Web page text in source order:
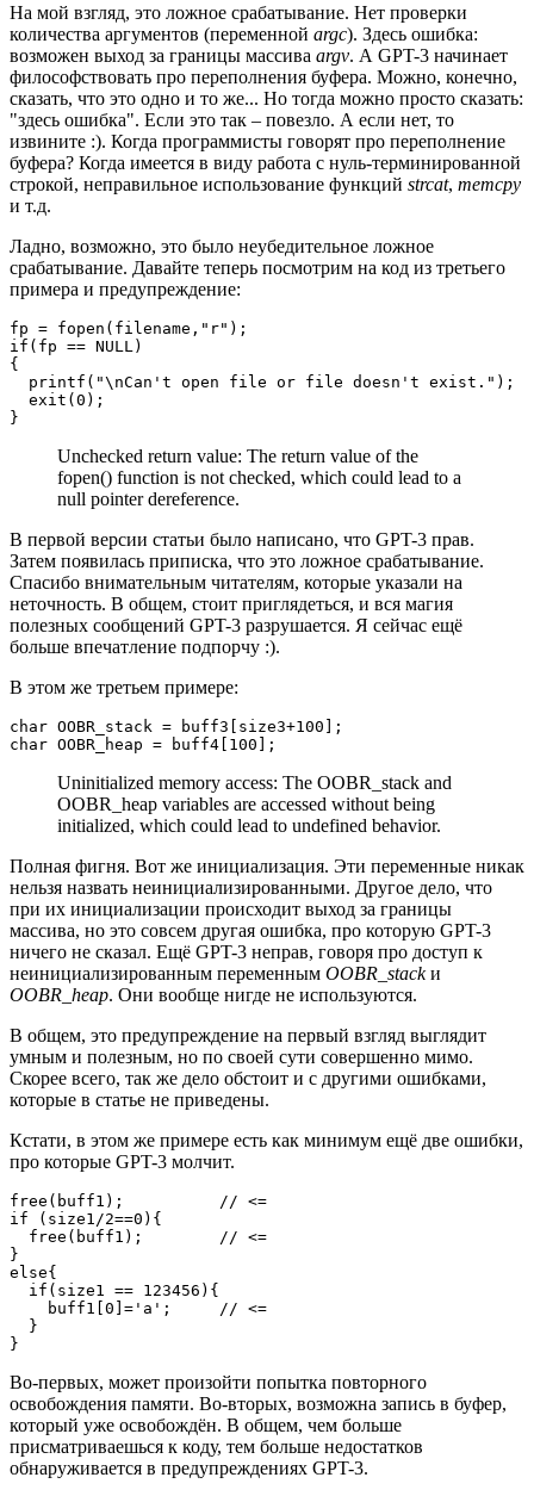
На мой взгляд, это ложное срабатывание. Нет проверки
количества аргументов (переменной argc). Здесь ошибка:
возможен выход за границы массива argv. А GPT-3 начинает
философствовать про переполнения буфера. Можно, конечно,
сказать, что это одно и то же... Но тогда можно просто сказать:
"здесь ошибка". Если это так – повезло. А если нет, то
извините :). Когда программисты говорят про переполнение
буфера? Когда имеется в виду работа с нуль-терминированной
строкой, неправильное использование функций strcat, memcpy
и т.д.
Ладно, возможно, это было неубедительное ложное
срабатывание. Давайте теперь посмотрим на код из третьего
примера и предупреждение:
fp = fopen(filename,"r");
if(fp == NULL)
{
  printf("\nCan't open file or file doesn't exist.");
  exit(0);
}
Unchecked return value: The return value of the
fopen() function is not checked, which could lead to a
null pointer dereference.
В первой версии статьи было написано, что GPT-3 прав.
Затем появилась приписка, что это ложное срабатывание.
Спасибо внимательным читателям, которые указали на
неточность. В общем, стоит приглядеться, и вся магия
полезных сообщений GPT-3 разрушается. Я сейчас ещё
больше впечатление подпорчу :).
В этом же третьем примере:
char OOBR_stack = buff3[size3+100];
char OOBR_heap = buff4[100];
Uninitialized memory access: The OOBR_stack and
OOBR_heap variables are accessed without being
initialized, which could lead to undefined behavior.
Полная фигня. Вот же инициализация. Эти переменные никак
нельзя назвать неинициализированными. Другое дело, что
при их инициализации происходит выход за границы
массива, но это совсем другая ошибка, про которую GPT-3
ничего не сказал. Ещё GPT-3 неправ, говоря про доступ к
неинициализированным переменным OOBR_stackи
OOBR_heap. Они вообще нигде не используются.
В общем, это предупреждение на первый взгляд выглядит
умным и полезным, но по своей сути совершенно мимо.
Скорее всего, так же дело обстоит и с другими ошибками,
которые в статье не приведены.
Кстати, в этом же примере есть как минимум ещё две ошибки,
про которые GPT-3 молчит.
free(buff1);          // <=
if (size1/2==0){
  free(buff1);        // <=
}
else{
  if(size1 == 123456){
    buff1[0]='a';     // <=
  }
}
Во-первых, может произойти попытка повторного
освобождения памяти. Во-вторых, возможна запись в буфер,
который уже освобождён. В общем, чем больше
присматриваешься к коду, тем больше недостатков
обнаруживается в предупреждениях GPT-3.